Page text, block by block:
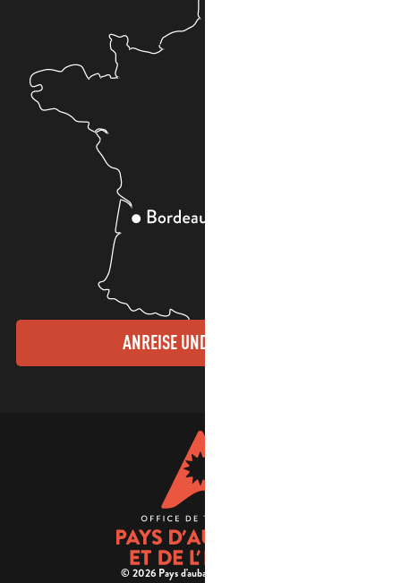
ANREISE UND KONTAKTE
© 2026 Pays d'aubagne et de l'étoile -